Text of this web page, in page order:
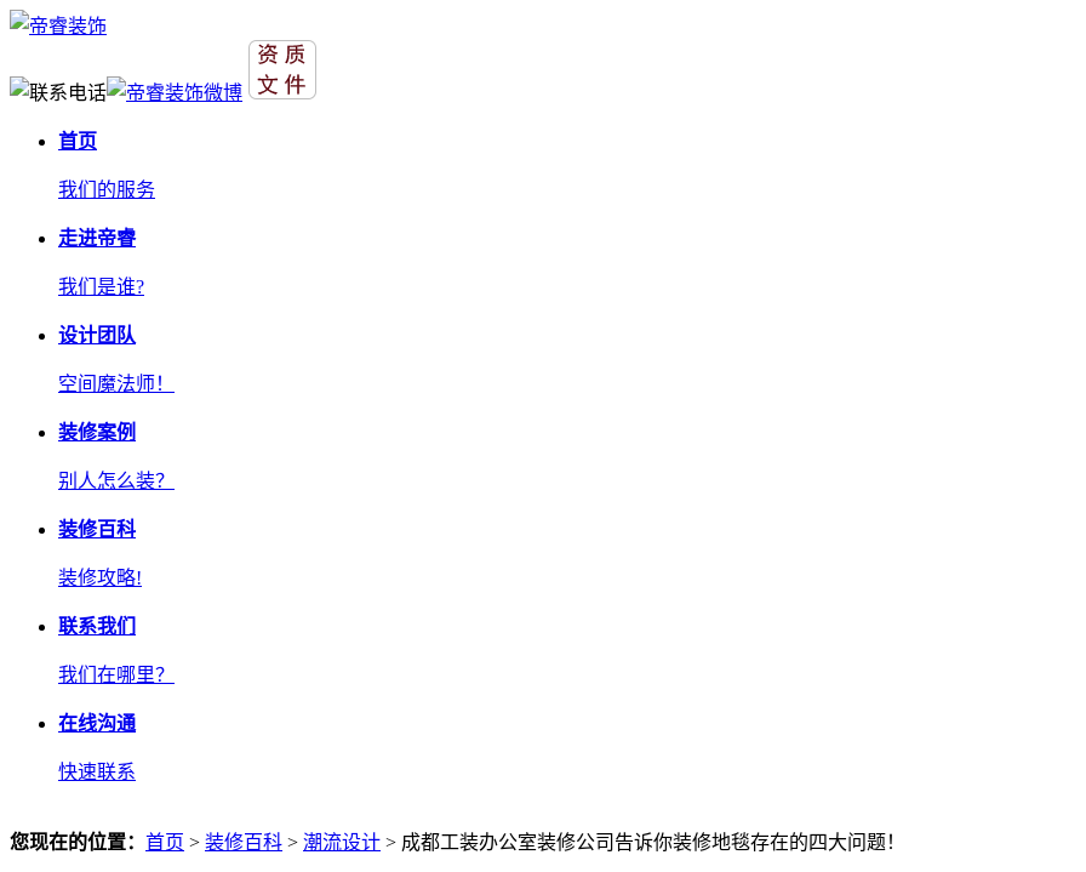
首页
我们的服务
走进帝睿
我们是谁?
设计团队
空间魔法师！
装修案例
别人怎么装？
装修百科
装修攻略!
联系我们
我们在哪里？
在线沟通
快速联系
您现在的位置： 首页 > 装修百科 > 潮流设计 > 成都工装办公室装修公司告诉你装修地毯存在的四大问题！